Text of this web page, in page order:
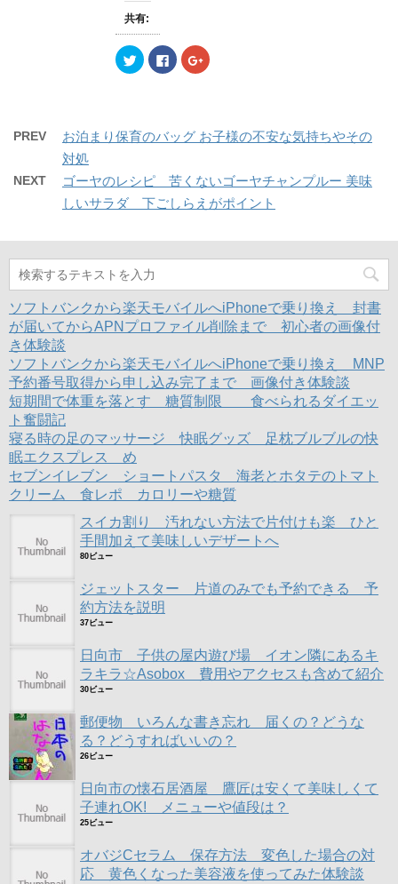
し
い
ウ
ィ
ン
ド
ウ
)
だ
さ
い
ィ
ン
で
開
き
ま
ン
ド
ウ
)
共有:
ク
リ
w
i
r
で
共
新
い
ウ
ィ
ン
ド
ウ
で
開
ま
す
)
F
a
k
で
す
る
に
は
ッ
し
だ
さ
い
(
新
い
ウ
ィ
ン
ド
ウ
き
)
ク
リ
o
o
+
で
共
新
い
ン
ウ
で
開
す
)
PREV
お泊まり保育のバッグ お子様の不安な気持ちやその
対処
NEXT
ゴーヤのレシピ 苦くないゴーヤチャンプルー 美味
しいサラダ 下ごしらえがポイント
ソフトバンクから楽天モバイルへiPhoneで乗り換え 封書
が届いてからAPNプロファイル削除まで 初心者の画像付
き体験談
ソフトバンクから楽天モバイルへiPhoneで乗り換え MNP
予約番号取得から申し込み完了まで 画像付き体験談
短期間で体重を落とす 糖質制限 食べられるダイエッ
ト奮闘記
寝る時の足のマッサージ 快眠グッズ 足枕ブルブルの快
眠エクスプレス め
セブンイレブン ショートパスタ 海老とホタテのトマト
クリーム 食レポ カロリーや糖質
スイカ割り 汚れない方法で片付けも楽 ひと
手間加えて美味しいデザートへ
80ビュー
ジェットスター 片道のみでも予約できる 予
約方法を説明
37ビュー
日向市 子供の屋内遊び場 イオン隣にあるキ
ラキラ☆Asobox 費用やアクセスも含めて紹介
30ビュー
郵便物 いろんな書き忘れ 届くの？どうな
る？どうすればいいの？
26ビュー
日向市の懐石居酒屋 鷹匠は安くて美味しくて
子連れOK! メニューや値段は？
25ビュー
オバジCセラム 保存方法 変色した場合の対
応 黄色くなった美容液を使ってみた体験談